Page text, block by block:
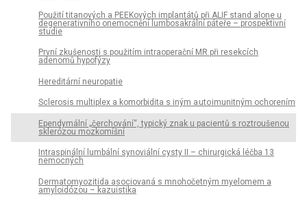
Použití titanových a PEEKových implantátů při ALIF stand alone u
degenerativního onemocnění lumbosakrální páteře – prospektivní
studie
První zkušenosti s použitím intraoperační MR při resekcích
adenomů hypofýzy
Hereditární neuropatie
Sclerosis multiplex a komorbidita s iným a uto imunitným ochorením
Ependymální „čerchování“, typický znak u pacientů s roztroušenou
sklerózou mozkomíšní
Intraspinální lumbální synoviální cysty II – chirurgická léčba 13
nemocných
Dermatomyozitida asociovaná s mnohočetným myelomem a
amyloidózou – kazuistika